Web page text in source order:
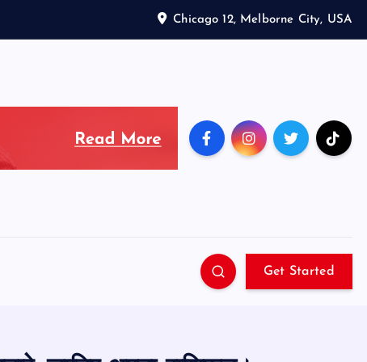
Chicago 12, Melborne City, USA
Get Started